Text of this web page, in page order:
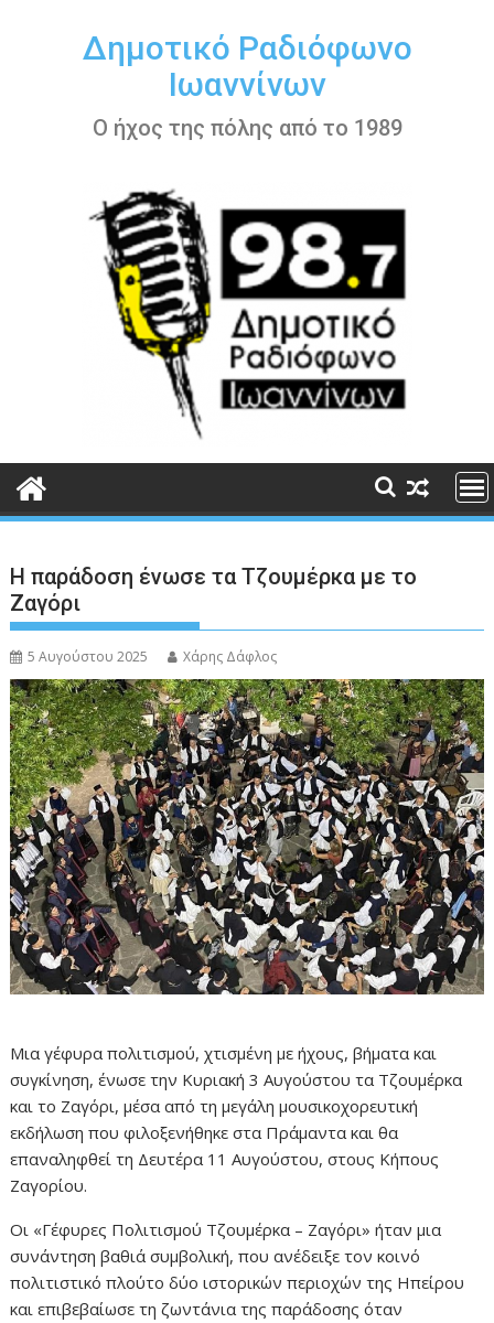
περιεχόμενοΔημοτικό Ραδιόφωνο
Ιωαννίνων
Ο ήχος της πόλης από το 1989
Η παράδοση ένωσε τα Τζουμέρκα με το
Ζαγόρι
5 Αυγούστου 2025 Χάρης Δάφλος
Μια γέφυρα πολιτισμού, χτισμένη με ήχους, βήματα και
συγκίνηση, ένωσε την Κυριακή 3 Αυγούστου τα Τζουμέρκα
και το Ζαγόρι, μέσα από τη μεγάλη μουσικοχορευτική
εκδήλωση που φιλοξενήθηκε στα Πράμαντα και θα
επαναληφθεί τη Δευτέρα 11 Αυγούστου, στους Κήπους
Ζαγορίου.
Οι «Γέφυρες Πολιτισμού Τζουμέρκα – Ζαγόρι» ήταν μια
συνάντηση βαθιά συμβολική, που ανέδειξε τον κοινό
πολιτιστικό πλούτο δύο ιστορικών περιοχών της Ηπείρου
και επιβεβαίωσε τη ζωντάνια της παράδοσης όταν